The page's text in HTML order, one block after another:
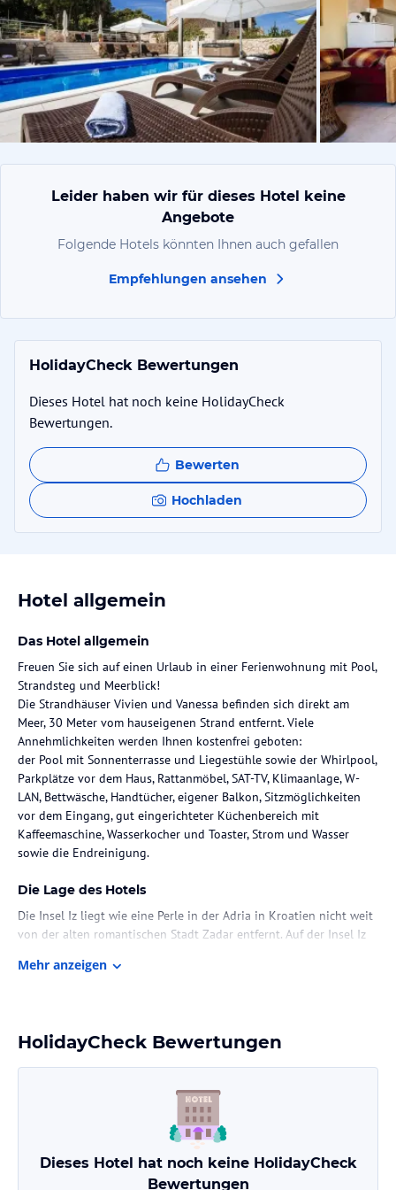
vom
Leider haben wir für dieses Hotel keine
Angebote
Folgende Hotels könnten Ihnen auch gefallen
Empfehlungen ansehen
HolidayCheck Bewertungen
Dieses Hotel hat noch keine HolidayCheck
Bewertungen.
Bewerten
Hochladen
Hotel allgemein
Das Hotel allgemein
Freuen Sie sich auf einen Urlaub in einer Ferienwohnung mit Pool,
Strandsteg und Meerblick!
Die Strandhäuser Vivien und Vanessa befinden sich direkt am
Meer, 30 Meter vom hauseigenen Strand entfernt. Viele
Annehmlichkeiten werden Ihnen kostenfrei geboten:
der Pool mit Sonnenterrasse und Liegestühle sowie der Whirlpool,
Parkplätze vor dem Haus, Rattanmöbel, SAT-TV, Klimaanlage, W-
LAN, Bettwäsche, Handtücher, eigener Balkon, Sitzmöglichkeiten
vor dem Eingang, gut eingerichteter Küchenbereich mit
Kaffeemaschine, Wasserkocher und Toaster, Strom und Wasser
sowie die Endreinigung.
Die Lage des Hotels
Die Insel Iz liegt wie eine Perle in der Adria in Kroatien nicht weit
von der alten romantischen Stadt Zadar entfernt. Auf der Insel Iz
unternehmen und Sehenswürdigkeiten, die Meeresorgel, die
Bootstour. Paddelboot, Kanus und Fahrräder können Sie bei
Familie Baroni anmieten.
Zimmer / Unterbringung im Hotel
Die Wohnung ist modern und sehr freundlich eingerichtet und
bietet einen großen Komfort.
Gastronomie im Hotel
Mehr anzeigen
HolidayCheck Bewertungen
Dieses Hotel hat noch keine HolidayCheck
Bewertungen